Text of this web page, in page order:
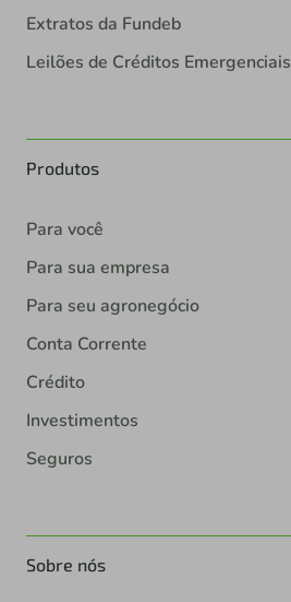
Extratos da Fundeb
Leilões de Créditos Emergenciais
Produtos
Para você
Para sua empresa
Para seu agronegócio
Conta Corrente
Crédito
Investimentos
Seguros
Sobre nós